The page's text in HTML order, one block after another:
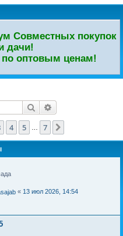
Совместных покупок
дачи!
оптовым ценам!
Поиск
из
4 5 7
« 13 июл 2026, 14:54